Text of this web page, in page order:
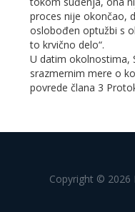
proces nije okončao,
oslobođen optužbi s
to krvično delo“.
U datim okolnostima,
srazmernim mere o
povrede člana 3
Copyright © 2026